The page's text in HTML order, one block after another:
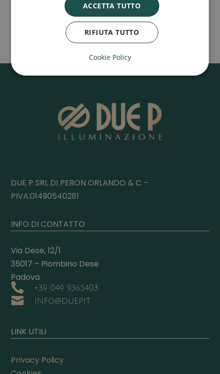
RECENT COMMENTS
Nessun commento da mostrare.
DUE P SRL DI PERON ORLANDO & C –
PIVA:01490540281
INFO DI CONTATTO
Via Dese, 12/1
35017 – Piombino Dese
Padova
 +39 049 9365403
 INFO@DUEP.IT
LINK UTILI
Privacy Policy
ACCETTA TUTTO
RIFIUTA TUTTO
Cookie Policy